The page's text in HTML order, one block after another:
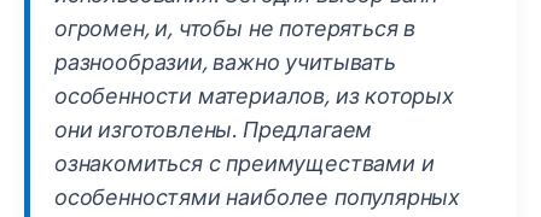
огромен, и, чтобы не потеряться в
разнообразии, важно учитывать
особенности материалов, из которых
они изготовлены. Предлагаем
ознакомиться с преимуществами и
особенностями наиболее популярных